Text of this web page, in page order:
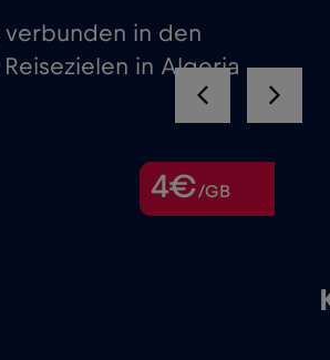
verbunden in den
in Algeria
4€/GB